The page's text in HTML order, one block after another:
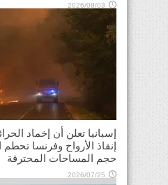
2026/08/03
إسبانيا تعلن أن إخماد
إنقاذ الأرواح وفرنسا
حجم المساحات المحترقة
2026/07/25